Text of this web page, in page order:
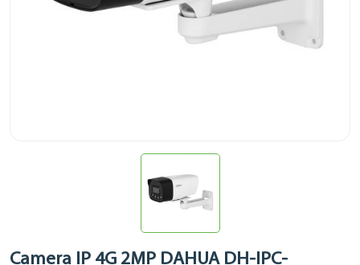
Camera IP 4G 2MP DAHUA DH-IPC-